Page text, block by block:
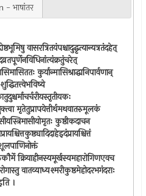
भाषांतर
वासरत्रितयंपश्चादुद्धृत्यान्यत्रतंदहेत्
कुर्यान्मासिश्राद्धानिपार्वणान्
मृतेतुप्रापयेत्तीर्थमथवातरुमूलकं
कुष्ठीकदाचन
क्रियाहीनस्यमूर्खस्यमहारोगिणएवच
वातव्याध्यश्मरीकुष्ठमेहोदरभगंदराः
।